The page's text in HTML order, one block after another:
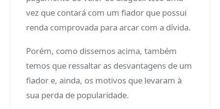
vez que contará com um fiador que possui
renda comprovada para arcar com a dívida.
Porém, como dissemos acima, também
temos que ressaltar as desvantagens de um
fiador e, ainda, os motivos que levaram à
sua perda de popularidade.